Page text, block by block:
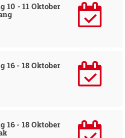
10 - 11 Oktober
16 - 18 Oktober
16 - 18 Oktober